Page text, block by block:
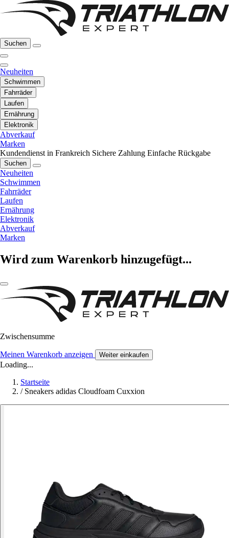
Suchen
Neuheiten
Schwimmen
Fahrräder
Laufen
Ernährung
Elektronik
Abverkauf
Marken
Kundendienst in Frankreich Sichere Zahlung Einfache Rückgabe
Suchen
Neuheiten
Schwimmen
Fahrräder
Laufen
Ernährung
Elektronik
Abverkauf
Marken
Wird zum Warenkorb hinzugefügt...
Zwischensumme
Meinen Warenkorb anzeigen Weiter einkaufen
Loading...
Startseite
/ Sneakers adidas Cloudfoam Cuxxion